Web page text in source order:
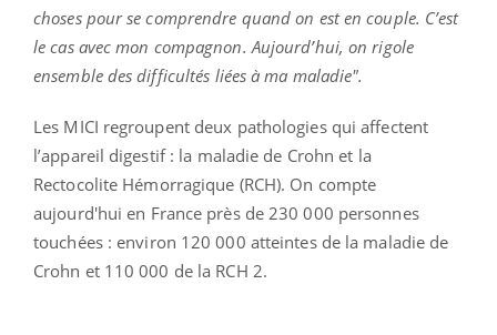
choses pour se comprendre quand on est en couple. C’est
le cas avec mon compagnon. Aujourd’hui, on rigole
ensemble des difficultés liées à ma maladie".
Les MICI regroupent deux pathologies qui affectent
l’appareil digestif : la maladie de Crohn et la
Rectocolite Hémorragique (RCH). On compte
aujourd'hui en France près de 230 000 personnes
touchées : environ 120 000 atteintes de la maladie de
Crohn et 110 000 de la RCH 2.